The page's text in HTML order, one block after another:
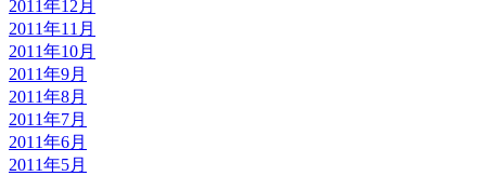
2011年12月
2011年11月
2011年10月
2011年9月
2011年8月
2011年7月
2011年6月
2011年5月